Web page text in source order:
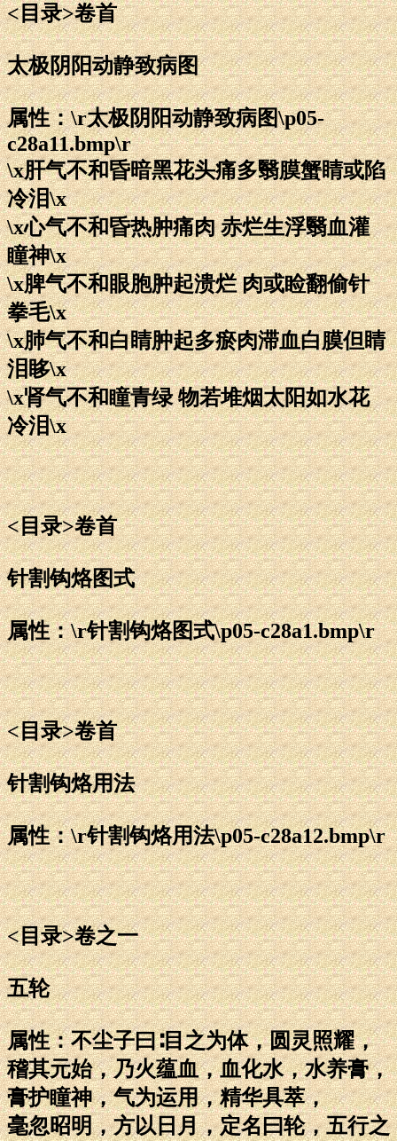
<目录>卷首
太极阴阳动静致病图
属性：\r太极阴阳动静致病图\p05-
c28a11.bmp\r
\x肝气不和昏暗黑花头痛多翳膜蟹睛或陷
冷泪\x
\x心气不和昏热肿痛肉 赤烂生浮翳血灌
瞳神\x
\x脾气不和眼胞肿起溃烂 肉或睑翻偷针
拳毛\x
\x肺气不和白睛肿起多瘀肉滞血白膜但睛
泪眵\x
\x肾气不和瞳青绿 物若堆烟太阳如水花
冷泪\x
<目录>卷首
针割钩烙图式
属性：\r针割钩烙图式\p05-c28a1.bmp\r
<目录>卷首
针割钩烙用法
属性：\r针割钩烙用法\p05-c28a12.bmp\r
<目录>卷之一
五轮
属性：不尘子曰∶目之为体，圆灵照耀，
稽其元始，乃火蕴血，血化水，水养膏，
膏护瞳神，气为运用，精华具萃，
毫忽昭明，方以日月，定名曰轮，五行之